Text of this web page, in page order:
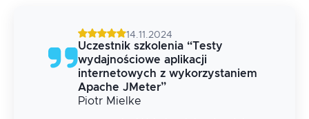
14.11.2024
Uczestnik szkolenia “Testy
wydajnościowe aplikacji
internetowych z wykorzystaniem
Apache JMeter”
Piotr Mielke